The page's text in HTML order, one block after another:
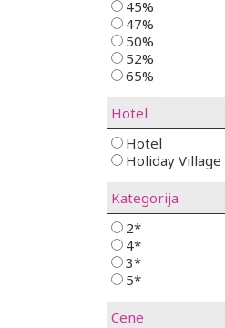
45%
47%
50%
52%
65%
Hotel
Hotel
Holiday Village
Kategorija
2*
4*
3*
5*
Cene